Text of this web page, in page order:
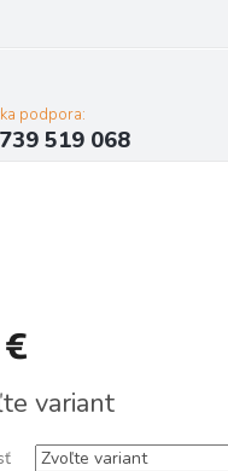
podpora:
519 068
variant